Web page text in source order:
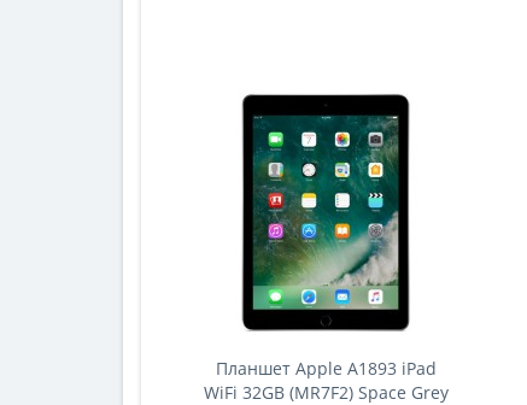
Планшет Apple A1893 iPad
WiFi 32GB (MR7F2) Space Grey